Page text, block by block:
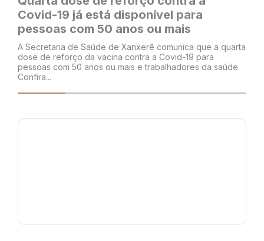
Covid-19 já está disponível para
pessoas com 50 anos ou mais
A Secretaria de Saúde de Xanxerê comunica que a quarta
dose de reforço da vacina contra a Covid-19 para
pessoas com 50 anos ou mais e trabalhadores da saúde.
Confira...